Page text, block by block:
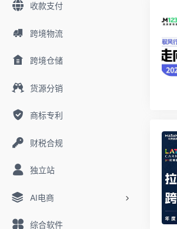
收款支付
跨境物流
跨境仓储
货源分销
商标专利
财税合规
独立站
AI电商
综合软件